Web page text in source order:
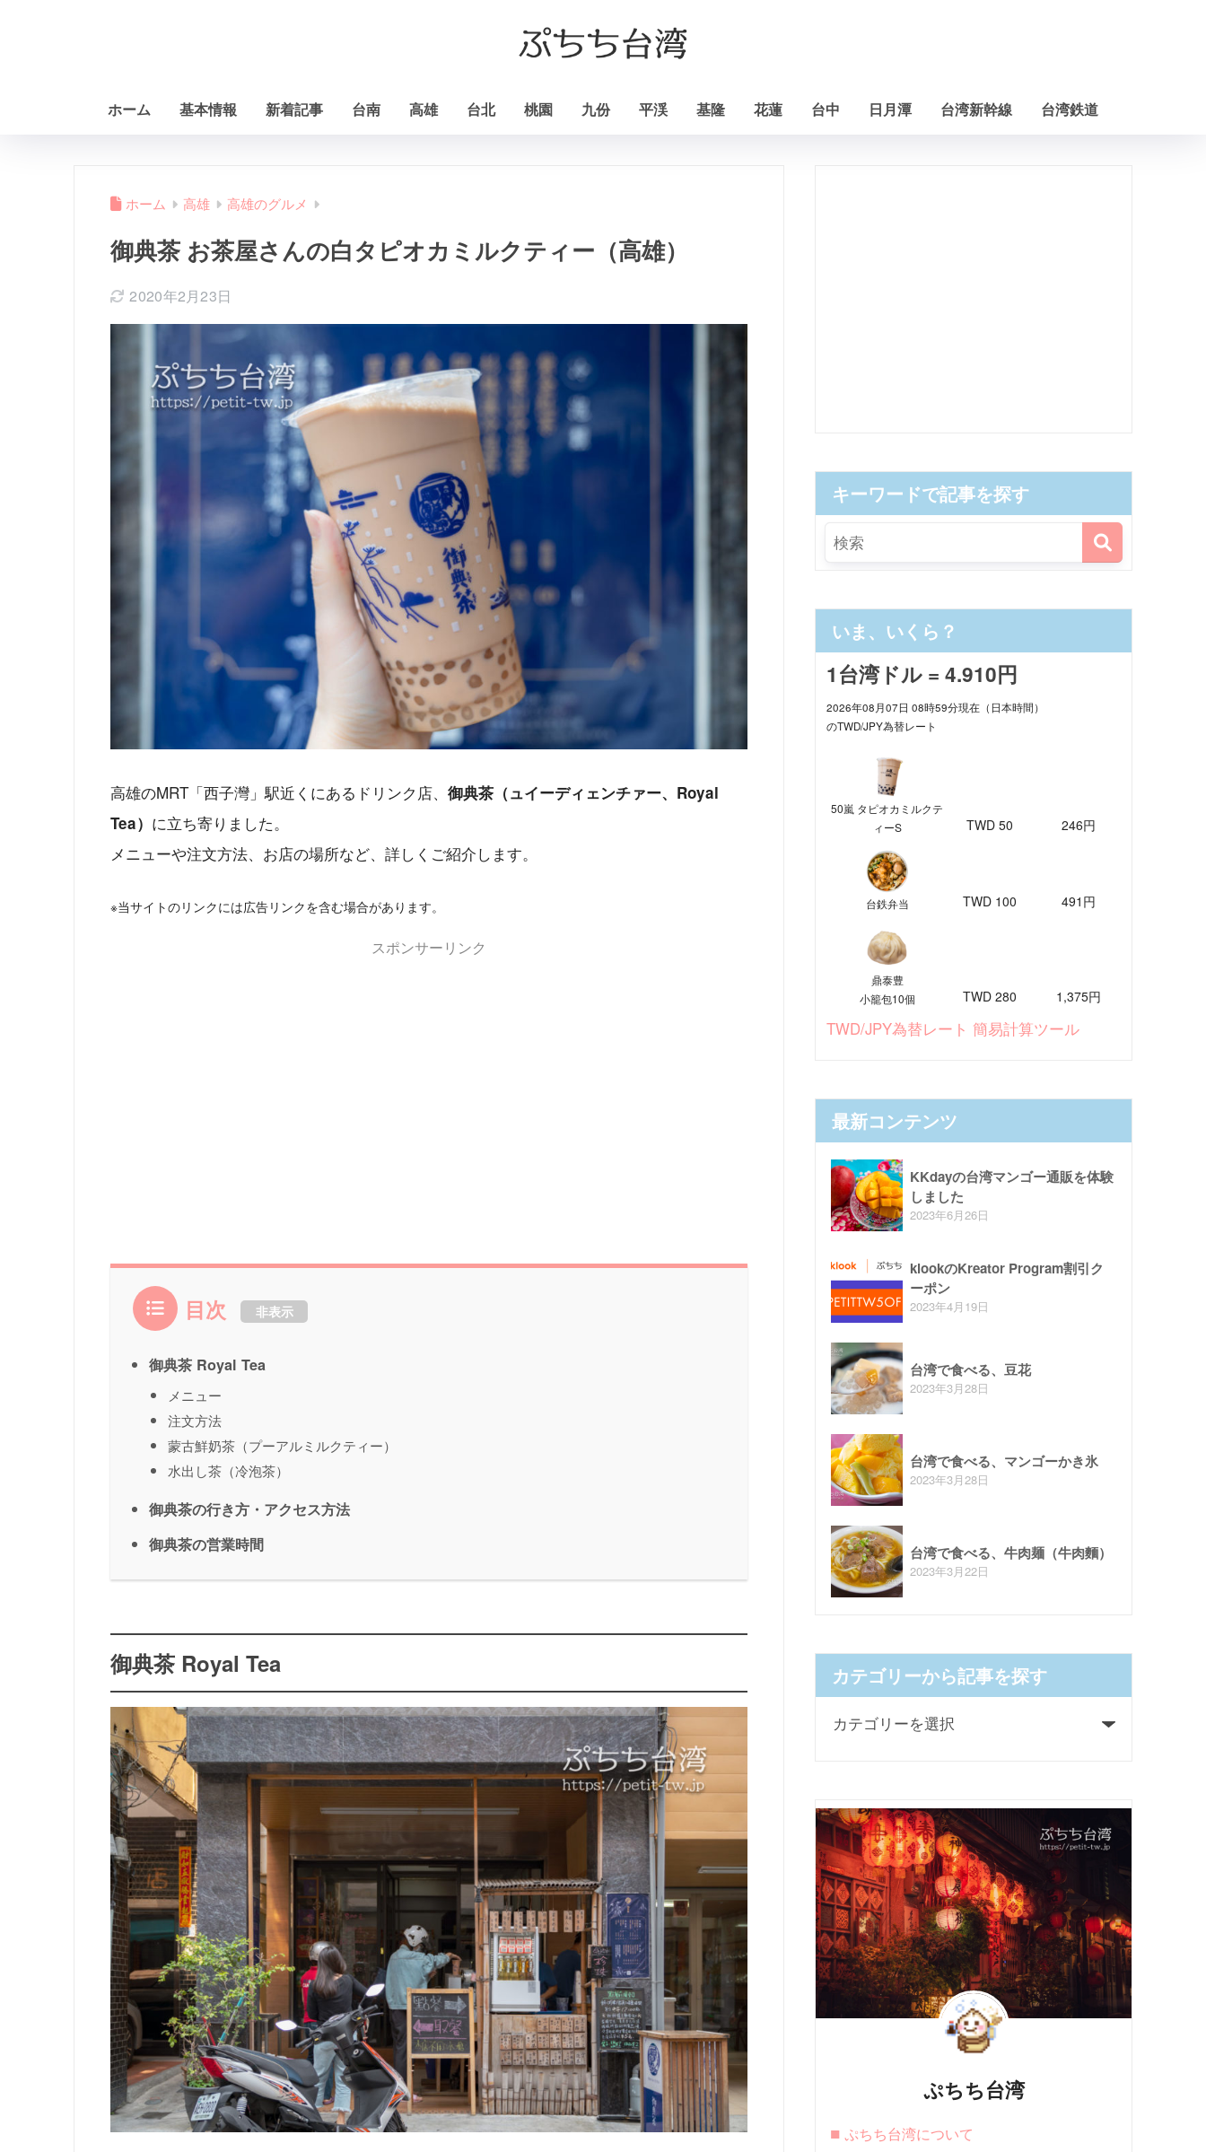
ホーム 基本情報 新着記事 台南 高雄 台北 桃園 九份 平渓 基隆 花蓮 台中 日月潭 台湾新幹線 台湾鉄道
ホーム 高雄 高雄のグルメ
御典茶 お茶屋さんの白タピオカミルクティー（高雄）
2020年2月23日
高雄のMRT「西子灣」駅近くにあるドリンク店、 御典茶（ュイーディェンチァー、Royal
Tea） に立ち寄りました。
メニューや注文方法、お店の場所など、詳しくご紹介します。
※当サイトのリンクには広告リンクを含む場合があります。
スポンサーリンク
目次 非表示
御典茶 Royal Tea
メニュー
注文方法
蒙古鮮奶茶（プーアルミルクティー）
水出し茶（冷泡茶）
御典茶の行き方・アクセス方法
御典茶の営業時間
御典茶 Royal Tea
キーワードで記事を探す
いま、いくら？
1台湾ドル = 4.910円
2026年08月07日 08時59分現在（日本時間）
のTWD/JPY為替レート
50嵐 タピオカミルクテ
ィーS
TWD 50 246円
台鉄弁当 TWD 100 491円
鼎泰豊
小籠包10個
TWD 280 1,375円
TWD/JPY為替レート 簡易計算ツール
最新コンテンツ
KKdayの台湾マンゴー通販を体験
しました
2023年6月26日
klookのKreator Program割引ク
ーポン
2023年4月19日
台湾で食べる、豆花
2023年3月28日
台湾で食べる、マンゴーかき氷
2023年3月28日
台湾で食べる、牛肉麺（牛肉麵）
2023年3月22日
カテゴリーから記事を探す
ぷちち台湾
■ ぷちち台湾について